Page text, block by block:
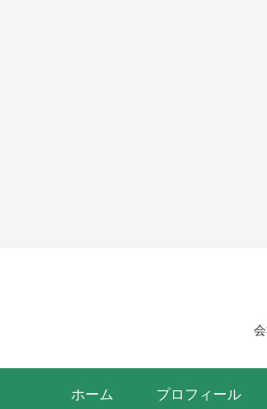
ホーム プロフィール